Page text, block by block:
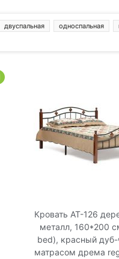
двуспальная односпальная
Кровать AT-126
металл, 160*200
bed), красный
матрасом дрема